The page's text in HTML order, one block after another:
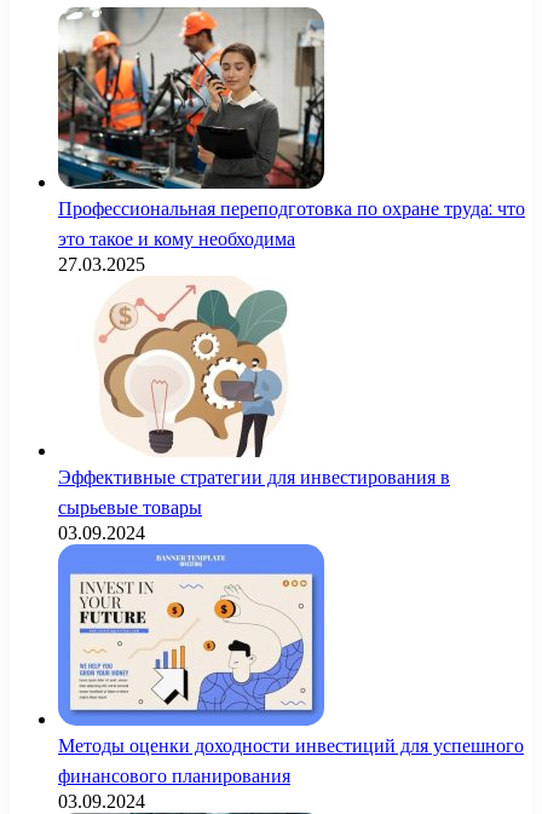
Профессиональная переподготовка по охране труда: что
это такое и кому необходима
27.03.2025
Эффективные стратегии для инвестирования в
сырьевые товары
03.09.2024
Методы оценки доходности инвестиций для успешного
финансового планирования
03.09.2024